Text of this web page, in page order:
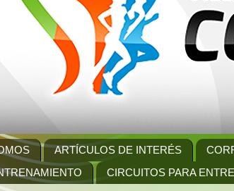
ARTÍCULOS DE INTERÉS
CIRCUITOS PARA